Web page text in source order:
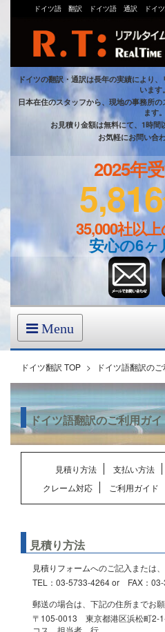
ドイツ語 翻訳 ドイツ語 通訳 ドイツ語
ドイツの翻訳・通訳は長年の実績により
います。
日本在住のスタッフから、現地の事務所
ます。
お見積り金額は無料にて、1時間
お気軽にお問い合
2025年
35,000社以上
安心の6ヶ
Menu
ドイツ翻訳 TOP > ドイツ語翻訳の
ドイツ語翻訳のご利用ガイ
見積り方法 支払い方法
クレーム対応
ご利用ガイド
見積り方法
見積りフォームへのご記入または
TEL：03-5733-4264 or FAX：
郵送の場合は、下記の住所までお願
〒105-0013 東京都港区浜松町2-
コス 担当者 行